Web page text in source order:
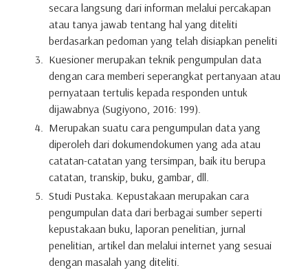
secara langsung dari informan melalui percakapan
atau tanya jawab tentang hal yang diteliti
berdasarkan pedoman yang telah disiapkan peneliti
Kuesioner merupakan teknik pengumpulan data
dengan cara memberi seperangkat pertanyaan atau
pernyataan tertulis kepada responden untuk
dijawabnya (Sugiyono, 2016: 199).
Merupakan suatu cara pengumpulan data yang
diperoleh dari dokumendokumen yang ada atau
catatan-catatan yang tersimpan, baik itu berupa
catatan, transkip, buku, gambar, dll.
Studi Pustaka. Kepustakaan merupakan cara
pengumpulan data dari berbagai sumber seperti
kepustakaan buku, laporan penelitian, jurnal
penelitian, artikel dan melalui internet yang sesuai
dengan masalah yang diteliti.